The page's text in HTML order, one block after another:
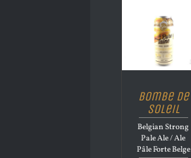
Bombe de
Soleil
Belgian Strong
Pale Ale / Ale
Pâle Forte Belge